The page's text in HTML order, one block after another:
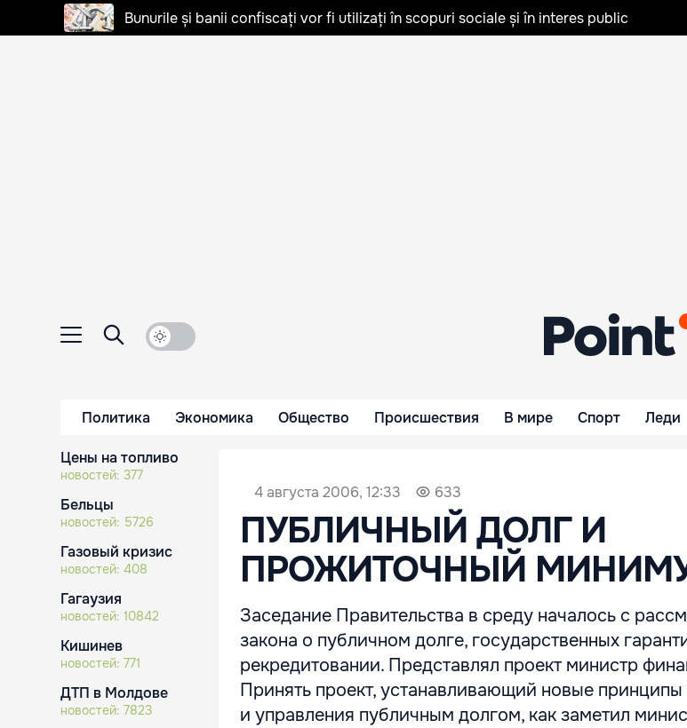
Bunurile și banii confiscați vor fi utilizați în scopuri sociale și în interes public
Политика Экономика Общество Происшествия В мире Спорт Леди
Цены на топливо
новостей: 377
Бельцы
новостей: 5726
Газовый кризис
новостей: 408
Гагаузия
новостей: 10842
Кишинев
новостей: 771
ДТП в Молдове
новостей: 7823
4 августа 2006, 12:33 633
ПУБЛИЧНЫЙ ДОЛГ И
ПРОЖИТОЧНЫЙ
Заседание Правительства в среду началось с
закона о публичном долге, государственных
рекредитовании. Представлял проект министр
Принять проект, устанавливающий новые принципы
и управления публичным долгом, как заметил